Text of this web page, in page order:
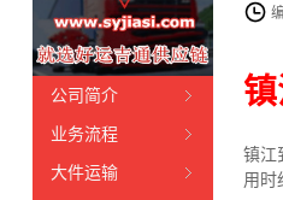
镇江
用时
公司简介
业务流程
大件运输